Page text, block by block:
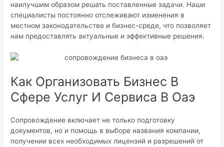
наилучшим образом решать поставленные задачи. Наши
специалисты постоянно отслеживают изменения в
местном законодательстве и бизнес-среде, что позволяет
нам предоставлять актуальные и эффективные решения.
Как Организовать Бизнес В
Сфере Услуг И Сервиса В Оаэ
Сопровождение включает не только подготовку
документов, но и помощь в выборе названия компании,
получении всех необходимых лицензий и разрешений от